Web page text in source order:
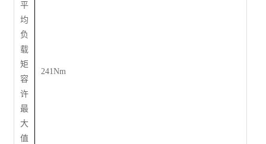
平
均
负
载
矩
容
许
最
大
值
241Nm